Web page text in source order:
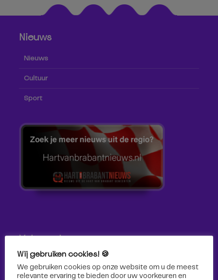
Nieuws
Nieuws
Cultuur
Sport
Volg ons!
Volg Omroep Tilburg niet alleen hier, maar ook via social
media!
Wij gebruiken cookies! 🍪
We gebruiken cookies op onze website om u de meest
relevante ervaring te bieden door uw voorkeuren en